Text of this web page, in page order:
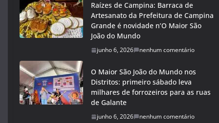
Raízes de Campina: Barraca de
Artesanato da Prefeitura de Campina
Grande é novidade n’O Maior São
João do Mundo
junho 6, 2026 nenhum comentário
O Maior São João do Mundo nos
Distritos: primeiro sábado leva
milhares de forrozeiros para as ruas
de Galante
junho 6, 2026 nenhum comentário